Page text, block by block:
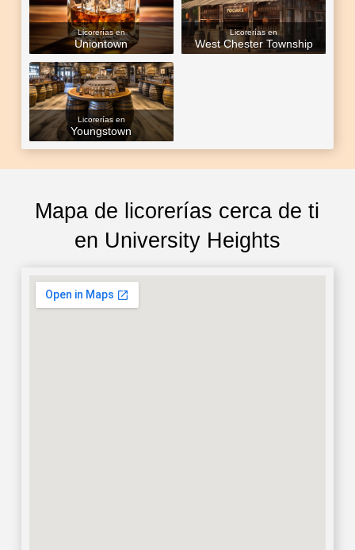
Licorerías en
Uniontown
Licorerías en
West Chester Township
Licorerías en
Youngstown
Mapa de licorerías cerca de ti
en University Heights